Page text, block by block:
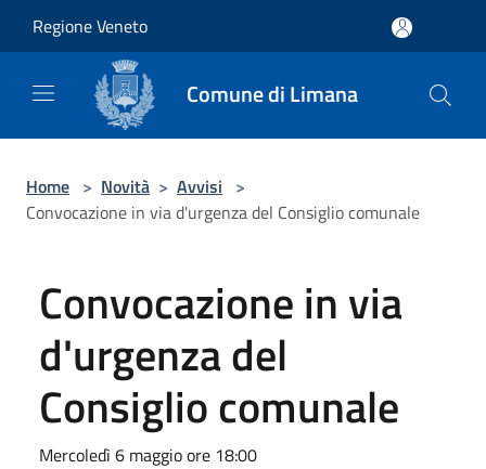
Regione Veneto
Comune di Limana
Home > Novità > Avvisi >
Convocazione in via d'urgenza del Consiglio comunale
Convocazione in via
d'urgenza del
Consiglio comunale
Mercoledì 6 maggio ore 18:00